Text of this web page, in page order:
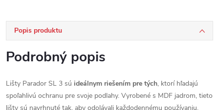
Popis produktu
Podrobný popis
Lišty Parador SL 3 sú ideálnym riešením pre tých, ktorí hľadajú
spoľahlivú ochranu pre svoje podlahy. Vyrobené s MDF jadrom, tieto
lišty sú navrhnuté tak, aby odolávali každodennému používaniu.